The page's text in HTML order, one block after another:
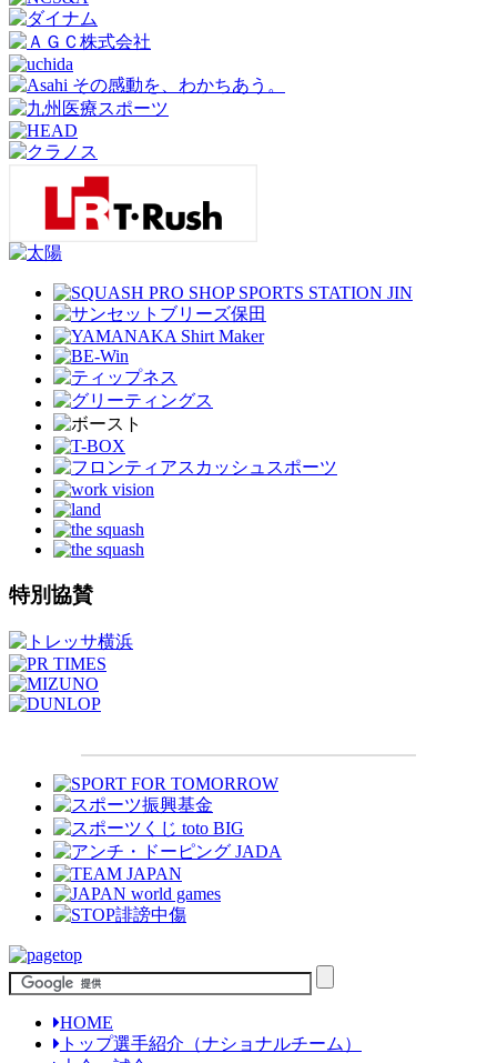
特別協賛
HOME
トップ選手紹介（ナショナルチーム）